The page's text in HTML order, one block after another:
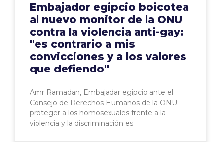
Embajador egipcio boicotea
al nuevo monitor de la ONU
contra la violencia anti-gay:
"es contrario a mis
convicciones y a los valores
que defiendo"
Amr Ramadan, Embajadar egipcio ante el
Consejo de Derechos Humanos de la ONU:
proteger a los homosexuales frente a la
violencia y la discriminación es